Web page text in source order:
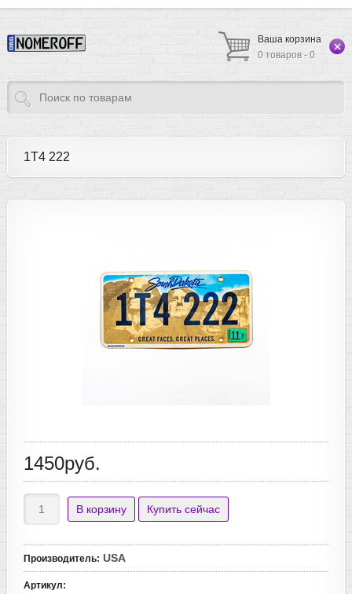
Ваша корзина
0 товаров - 0
1T4 222
1450руб.
Производитель: USA
Артикул: